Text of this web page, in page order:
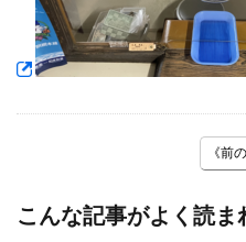
《前
こんな記事がよく読ま